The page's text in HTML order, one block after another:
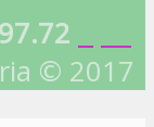
© 2017